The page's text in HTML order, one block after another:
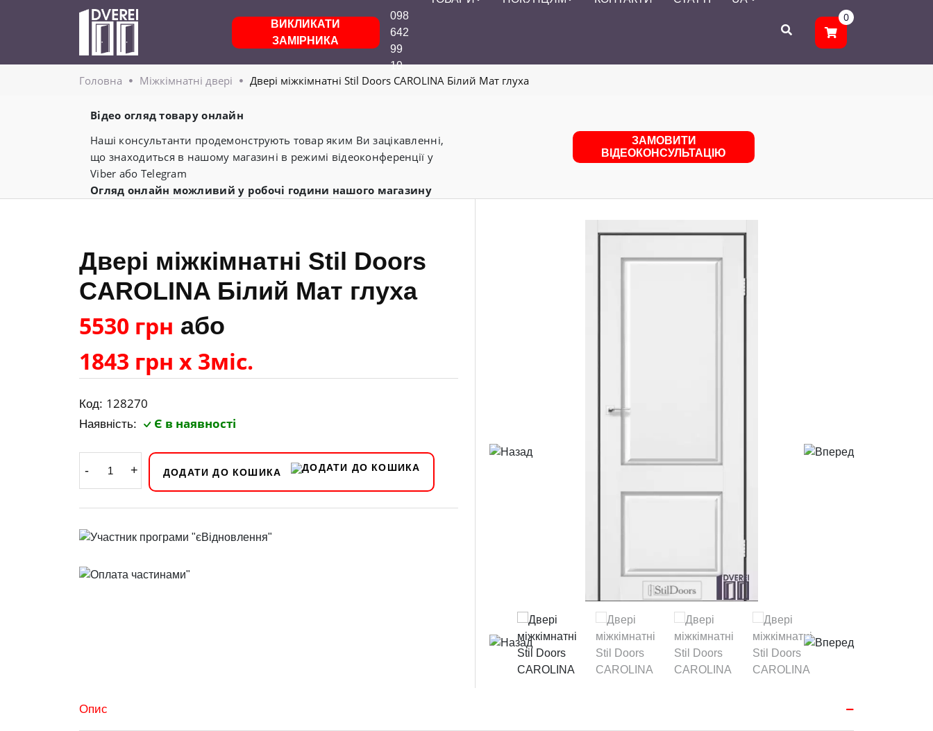
ВИКЛИКАТИ
ЗАМІРНИКА
098
642
99
19
0
Головнa Міжкімнатні двері Двері міжкімнатні Stil Doors CAROLINA Білий Мат глуха
Відео огляд товару онлайн
Наші консультанти продемонструють товар яким Ви зацікавленні,
що знаходиться в нашому магазині в режимі відеоконференції у
Viber або Telegram
Огляд онлайн можливий у робочі години нашого магазину
ЗАМОВИТИ
ВІДЕОКОНСУЛЬТАЦІЮ
Двері міжкімнатні Stil Doors
CAROLINA Білий Мат глуха
5530 грн або
1843 грн х 3міс.
Код: 128270
Наявність: Є в наявності
- + ДОДАТИ ДО КОШИКА
Опис